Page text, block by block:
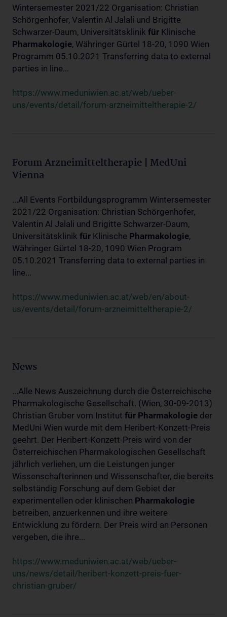
Wintersemester 2021/22 Organisation: Christian
Schörgenhofer, Valentin Al Jalali und Brigitte
Schwarzer-Daum, Universitätsklinik für Klinische
Pharmakologie, Währinger Gürtel 18-20, 1090 Wien
Programm 05.10.2021 Transferring data to external
parties in line...
https://www.meduniwien.ac.at/web/ueber-
uns/events/detail/forum-arzneimitteltherapie-2/
Forum Arzneimitteltherapie | MedUni
Vienna
...All Events Fortbildungsprogramm Wintersemester
2021/22 Organisation: Christian Schörgenhofer,
Valentin Al Jalali und Brigitte Schwarzer-Daum,
Universitätsklinik für Klinische Pharmakologie,
Währinger Gürtel 18-20, 1090 Wien Program
05.10.2021 Transferring data to external parties in
line...
https://www.meduniwien.ac.at/web/en/about-
us/events/detail/forum-arzneimitteltherapie-2/
News
...Alle News Auszeichnung durch die Österreichische
Pharmakologische Gesellschaft. (Wien, 30-09-2013)
Christian Gruber vom Institut für Pharmakologie der
MedUni Wien wurde mit dem Heribert-Konzett-Preis
geehrt. Der Heribert-Konzett-Preis wird von der
Österreichischen Pharmakologischen Gesellschaft
jährlich verliehen, um die Leistungen junger
Wissenschafterinnen und Wissenschafter, die bereits
selbständig Forschung auf dem Gebiet der
experimentellen oder klinischen Pharmakologie
betreiben, anzuerkennen und ihre weitere
Entwicklung zu fördern. Der Preis wird an Personen
vergeben, die ihre...
https://www.meduniwien.ac.at/web/ueber-
uns/news/detail/heribert-konzett-preis-fuer-
christian-gruber/